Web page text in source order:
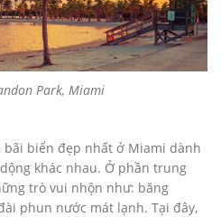
Park, Miami
bãi biển đẹp nhất ở Miami dành
khác nhau. Ở phần trung
trò vui nhộn như: băng
phun nước mát lạnh. Tại đây,